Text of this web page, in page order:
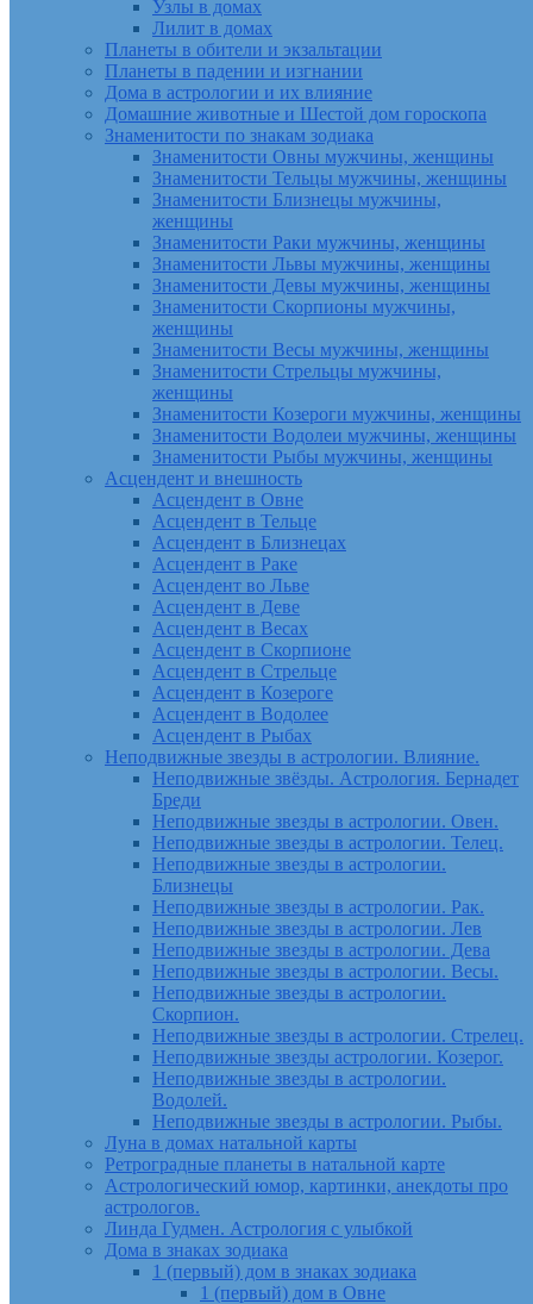
Узлы в домах
Лилит в домах
Планеты в обители и экзальтации
Планеты в падении и изгнании
Дома в астрологии и их влияние
Домашние животные и Шестой дом гороскопа
Знаменитости по знакам зодиака
Знаменитости Овны мужчины, женщины
Знаменитости Тельцы мужчины, женщины
Знаменитости Близнецы мужчины,
женщины
Знаменитости Раки мужчины, женщины
Знаменитости Львы мужчины, женщины
Знаменитости Девы мужчины, женщины
Знаменитости Скорпионы мужчины,
женщины
Знаменитости Весы мужчины, женщины
Знаменитости Стрельцы мужчины,
женщины
Знаменитости Козероги мужчины, женщины
Знаменитости Водолеи мужчины, женщины
Знаменитости Рыбы мужчины, женщины
Асцендент и внешность
Асцендент в Овне
Асцендент в Тельце
Асцендент в Близнецах
Асцендент в Раке
Асцендент во Льве
Асцендент в Деве
Асцендент в Весах
Асцендент в Скорпионе
Асцендент в Стрельце
Асцендент в Козероге
Асцендент в Водолее
Асцендент в Рыбах
Неподвижные звезды в астрологии. Влияние.
Неподвижные звёзды. Астрология. Бернадет
Бреди
Неподвижные звезды в астрологии. Овен.
Неподвижные звезды в астрологии. Телец.
Неподвижные звезды в астрологии.
Близнецы
Неподвижные звезды в астрологии. Рак.
Неподвижные звезды в астрологии. Лев
Неподвижные звезды в астрологии. Дева
Неподвижные звезды в астрологии. Весы.
Неподвижные звезды в астрологии.
Скорпион.
Неподвижные звезды в астрологии. Стрелец.
Неподвижные звезды астрологии. Козерог.
Неподвижные звезды в астрологии.
Водолей.
Неподвижные звезды в астрологии. Рыбы.
Луна в домах натальной карты
Ретроградные планеты в натальной карте
Астрологический юмор, картинки, анекдоты про
астрологов.
Линда Гудмен. Астрология с улыбкой
Дома в знаках зодиака
1 (первый) дом в знаках зодиака
1 (первый) дом в Овне